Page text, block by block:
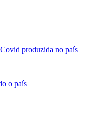
produzida no país
o país